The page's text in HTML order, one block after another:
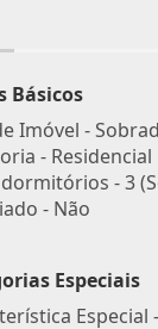
Básicos
Imóvel -
- Residencial
dormitórios - 3
- Não
Especiais
Especial